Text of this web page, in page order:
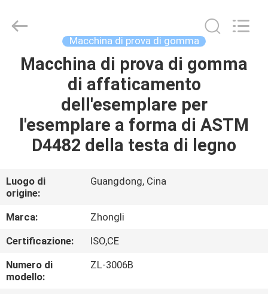
CASA
PRODOTTI
VIDEO
CIRCA
NOI
GIRO
DELLA
FABBRICA
Instrument
Technology
Reserved.
Macchina di prova di gomma
Macchina di prova di gomma
di affaticamento
dell'esemplare per
l'esemplare a forma di ASTM
D4482 della testa di legno
Luogo di
origine:
Guangdong, Cina
Marca:
Zhongli
Certificazione:
ISO,CE
Numero di
modello:
ZL-3006B